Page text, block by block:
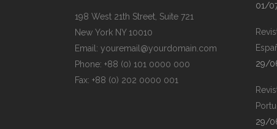
198 West 21th Street, Suite 721
New York NY 10010
Email: youremail@yourdomain.com
Phone: +88 (0) 101 0000 000
Fax: +88 (0) 202 0000 001
01/
29/
29/